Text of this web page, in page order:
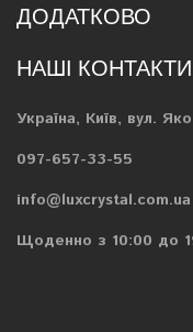
ДОДАТКОВО
НАШІ КОНТАКТИ
Україна, Київ, вул.
097-657-33-55
info@luxcrystal.com.ua
Щоденно з 10:00 до